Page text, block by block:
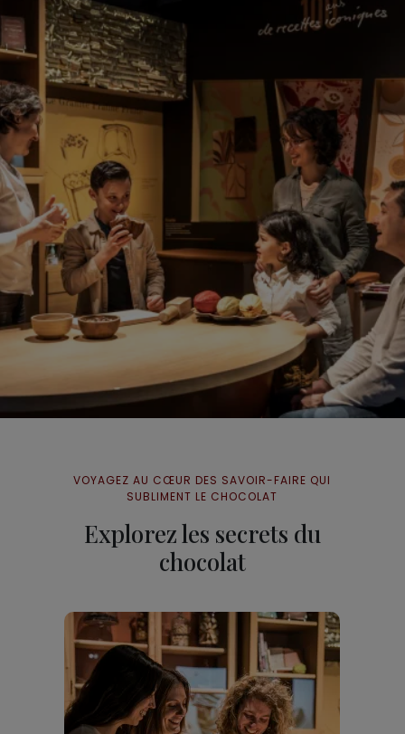
VOYAGEZ AU CŒUR DES SAVOIR-FAIRE QUI
SUBLIMENT LE CHOCOLAT
Explorez les secrets du
chocolat